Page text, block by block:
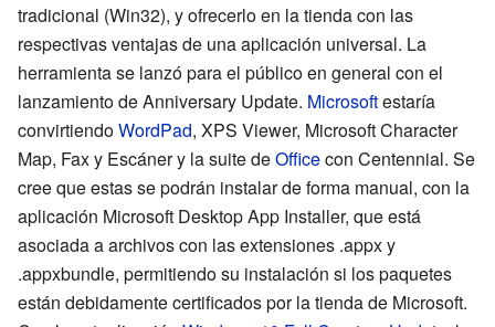
tradicional (Win32), y ofrecerlo en la tienda con las
respectivas ventajas de una aplicación universal. La
herramienta se lanzó para el público en general con el
lanzamiento de Anniversary Update. Microsoftestaría
convirtiendoWordPad, XPS Viewer, Microsoft Character
Map, Fax y Escáner y la suite deOfficecon Centennial. Se
cree que estas se podrán instalar de forma manual, con la
aplicación Microsoft Desktop App Installer, que está
asociada a archivos con las extensiones .appx y
.appxbundle, permitiendo su instalación si los paquetes
están debidamente certificados por la tienda de Microsoft.